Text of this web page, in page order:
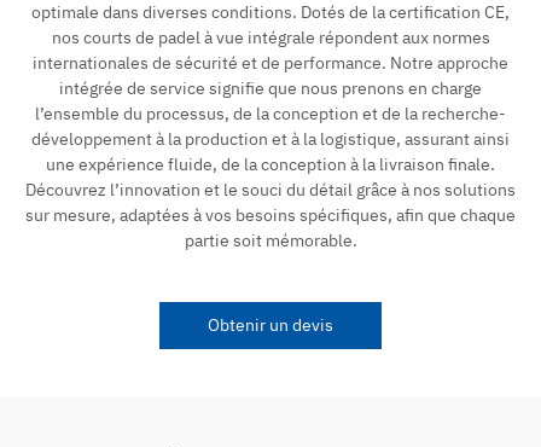
optimale dans diverses conditions. Dotés de la certification CE,
nos courts de padel à vue intégrale répondent aux normes
internationales de sécurité et de performance. Notre approche
intégrée de service signifie que nous prenons en charge
l’ensemble du processus, de la conception et de la recherche-
développement à la production et à la logistique, assurant ainsi
une expérience fluide, de la conception à la livraison finale.
Découvrez l’innovation et le souci du détail grâce à nos solutions
sur mesure, adaptées à vos besoins spécifiques, afin que chaque
partie soit mémorable.
Obtenir un devis